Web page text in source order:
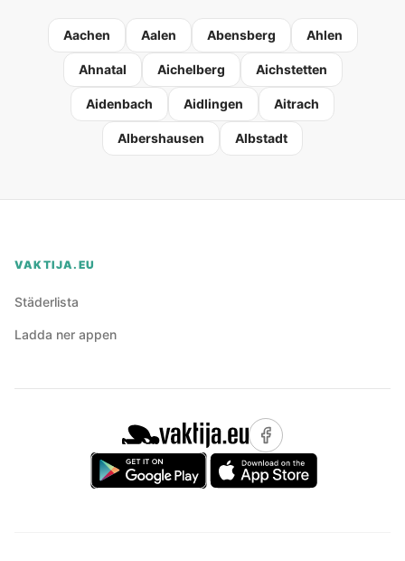
Aachen Aalen Abensberg Ahlen
Ahnatal Aichelberg Aichstetten
Aidenbach Aidlingen Aitrach
Albershausen Albstadt
VAKTIJA.EU
Städerlista
Ladda ner appen